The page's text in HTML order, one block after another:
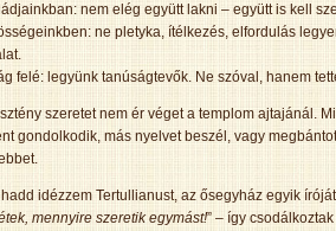
nem elég együtt lakni – együtt is kell
ne pletyka, ítélkezés, elfordulás
felé: legyünk tanúságtevők. Ne szóval, hanem
szeretet nem ér véget a templom ajtajánál.
gondolkodik, más nyelvet beszél, vagy
idézzem Tertullianust, az ősegyház egyik
mennyire szeretik egymást!” – így